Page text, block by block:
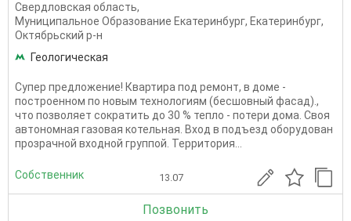
Свердловская область,
Муниципальное Образование Екатеринбург, Екатеринбург,
Октябрьский р-н
Геологическая
Супер предложение! Квартира под ремонт, в доме -
построенном по новым технологиям (бесшовный фасад).,
что позволяет сократить до 30 % тепло - потери дома. Своя
автономная газовая котельная. Вход в подъезд оборудован
прозрачной входной группой. Территория...
Собственник 13.07
Позвонить